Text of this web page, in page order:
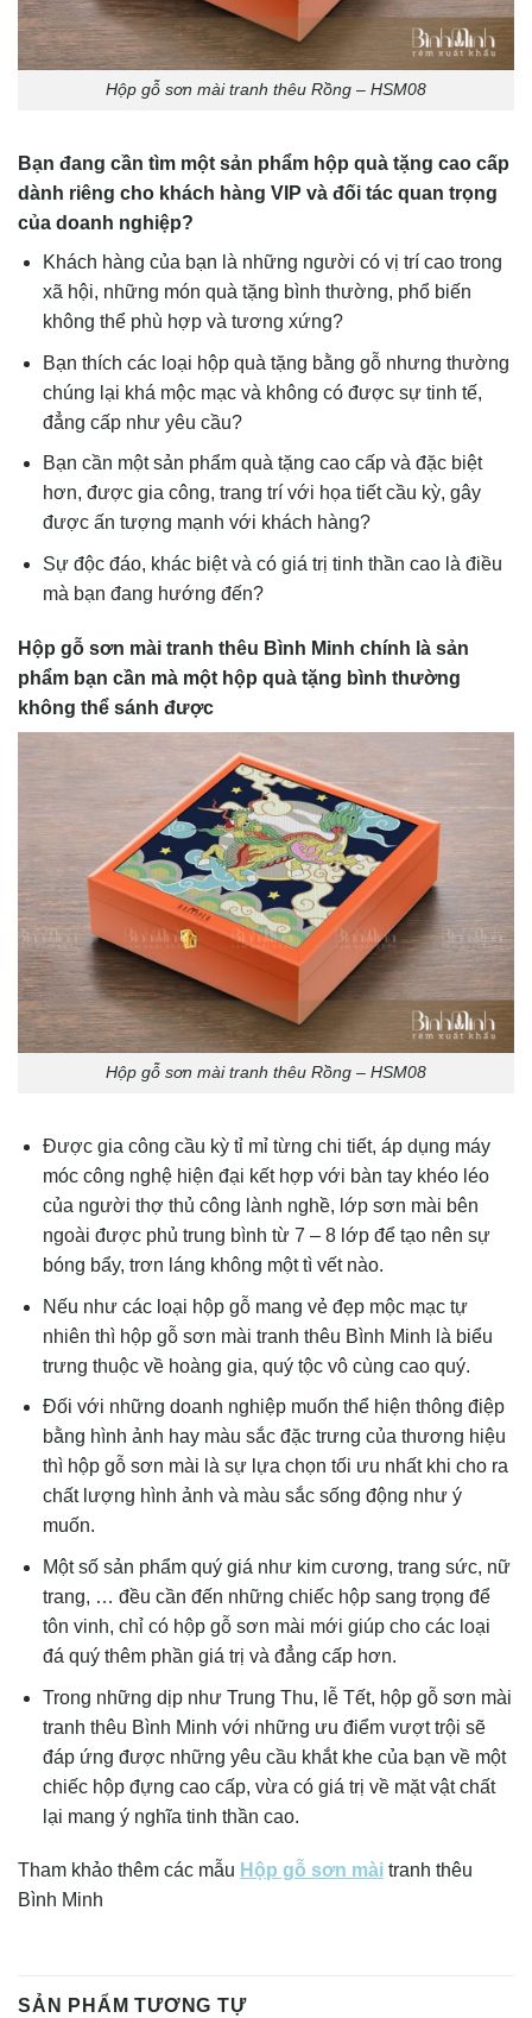
Hộp gỗ sơn mài tranh thêu Rồng – HSM08
Bạn đang cần tìm một sản phẩm hộp quà tặng cao cấp
dành riêng cho khách hàng VIP và đối tác quan trọng
của doanh nghiệp?
Khách hàng của bạn là những người có vị trí cao trong
xã hội, những món quà tặng bình thường, phổ biến
không thể phù hợp và tương xứng?
Bạn thích các loại hộp quà tặng bằng gỗ nhưng thường
chúng lại khá mộc mạc và không có được sự tinh tế,
đẳng cấp như yêu cầu?
Bạn cần một sản phẩm quà tặng cao cấp và đặc biệt
hơn, được gia công, trang trí với họa tiết cầu kỳ, gây
được ấn tượng mạnh với khách hàng?
Sự độc đáo, khác biệt và có giá trị tinh thần cao là điều
mà bạn đang hướng đến?
Hộp gỗ sơn mài tranh thêu Bình Minh chính là sản
phẩm bạn cần mà một hộp quà tặng bình thường
không thể sánh được
Hộp gỗ sơn mài tranh thêu Rồng – HSM08
Được gia công cầu kỳ tỉ mỉ từng chi tiết, áp dụng máy
móc công nghệ hiện đại kết hợp với bàn tay khéo léo
của người thợ thủ công lành nghề, lớp sơn mài bên
ngoài được phủ trung bình từ 7 – 8 lớp để tạo nên sự
bóng bẩy, trơn láng không một tì vết nào.
Nếu như các loại hộp gỗ mang vẻ đẹp mộc mạc tự
nhiên thì hộp gỗ sơn mài tranh thêu Bình Minh là biểu
trưng thuộc về hoàng gia, quý tộc vô cùng cao quý.
Đối với những doanh nghiệp muốn thể hiện thông điệp
bằng hình ảnh hay màu sắc đặc trưng của thương hiệu
thì hộp gỗ sơn mài là sự lựa chọn tối ưu nhất khi cho ra
chất lượng hình ảnh và màu sắc sống động như ý
muốn.
Một số sản phẩm quý giá như kim cương, trang sức, nữ
trang, … đều cần đến những chiếc hộp sang trọng để
tôn vinh, chỉ có hộp gỗ sơn mài mới giúp cho các loại
đá quý thêm phần giá trị và đẳng cấp hơn.
Trong những dịp như Trung Thu, lễ Tết, hộp gỗ sơn mài
tranh thêu Bình Minh với những ưu điểm vượt trội sẽ
đáp ứng được những yêu cầu khắt khe của bạn về một
chiếc hộp đựng cao cấp, vừa có giá trị về mặt vật chất
lại mang ý nghĩa tinh thần cao.
Tham khảo thêm các mẫu Hộp gỗ sơn mài tranh thêu
Bình Minh
SẢN PHẨM TƯƠNG TỰ